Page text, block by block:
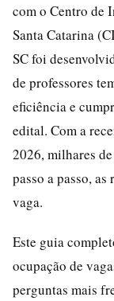
com o Centro de
Santa Catarina
SC foi
de professores
eficiência e
edital. Com a
2026, milhares
passo a passo,
vaga.
Este guia
ocupação de
perguntas mais